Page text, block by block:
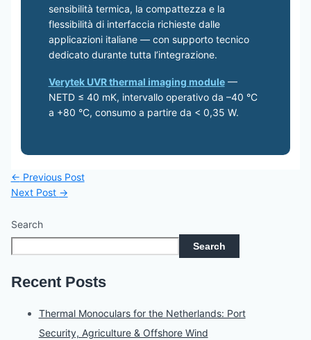
sensibilità termica, la compattezza e la
flessibilità di interfaccia richieste dalle
applicazioni italiane — con supporto tecnico
dedicato durante tutta l’integrazione.
Verytek UVR thermal imaging module—
NETD ≤ 40 mK, intervallo operativo da –40 °C
a +80 °C, consumo a partire da < 0,35 W.
← Previous Post
Next Post →
Search
Search
Recent Posts
Thermal Monoculars for the Netherlands: Port
Security, Agriculture & Offshore Wind